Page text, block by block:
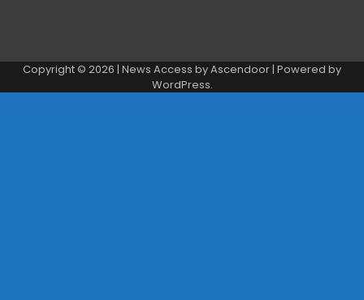
Copyright © 2026 | News Access byAscendoor | Powered by
WordPress.